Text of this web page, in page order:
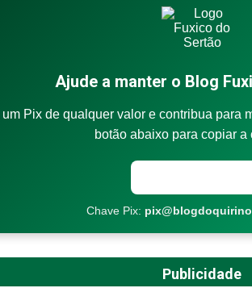
Ajude a manter o Blog
um Pix de qualquer valor e contribua para
botão abaixo para copiar a
Chave Pix:
Publicidade